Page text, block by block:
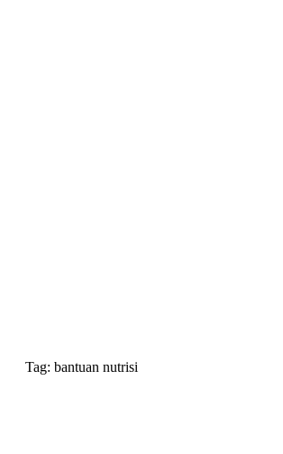
Tag: bantuan nutrisi